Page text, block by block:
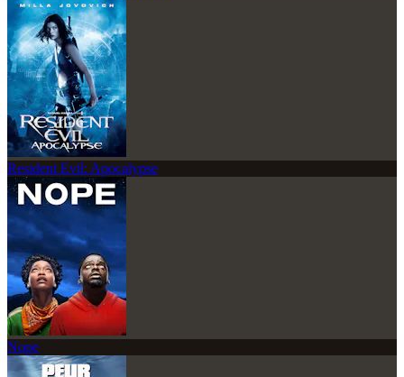
Resident Evil: Apocalypse
Nope